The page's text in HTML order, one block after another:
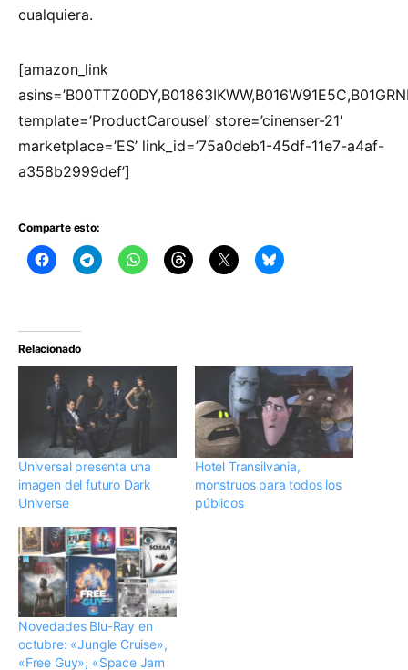
cualquiera.
[amazon_link
template=’ProductCarousel’ store=’cinenser-21′
marketplace=’ES’ link_id=’75a0deb1-45df-11e7-a4af-
a358b2999def’]
Comparte esto:
Relacionado
Universal presenta una
imagen del futuro Dark
Universe
Hotel Transilvania,
monstruos para todos los
públicos
Novedades Blu-Ray en
octubre: «Jungle Cruise»,
«Free Guy», «Space Jam